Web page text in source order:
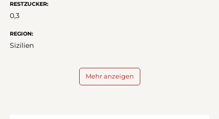
RESTZUCKER:
0,3
REGION:
Sizilien
Mehr anzeigen